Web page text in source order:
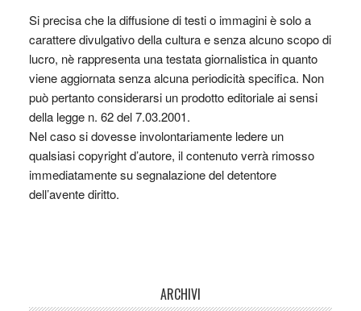
Si precisa che la diffusione di testi o immagini è solo a
carattere divulgativo della cultura e senza alcuno scopo di
lucro, nè rappresenta una testata giornalistica in quanto
viene aggiornata senza alcuna periodicità specifica. Non
può pertanto considerarsi un prodotto editoriale ai sensi
della legge n. 62 del 7.03.2001.
Nel caso si dovesse involontariamente ledere un
qualsiasi copyright d’autore, il contenuto verrà rimosso
immediatamente su segnalazione del detentore
dell’avente diritto.
ARCHIVI